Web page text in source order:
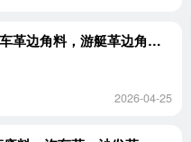
求购pvc汽车革边角料，游艇革边角料，游泳圈边角料，PVC塘塑料，pvc全皮料，吹毛用
2026-04-25